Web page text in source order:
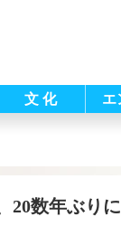
文 化 エ
20数年ぶり